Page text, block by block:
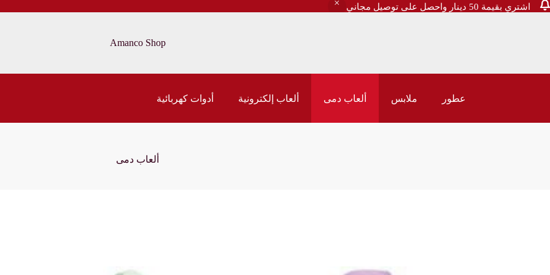
اشتري بقيمة 50 دينار واحصل على توصيل مجاني
Amanco Shop
عطور ملابس ألعاب دمى ألعاب إلكترونية أدوات كهربائية
ألعاب دمى